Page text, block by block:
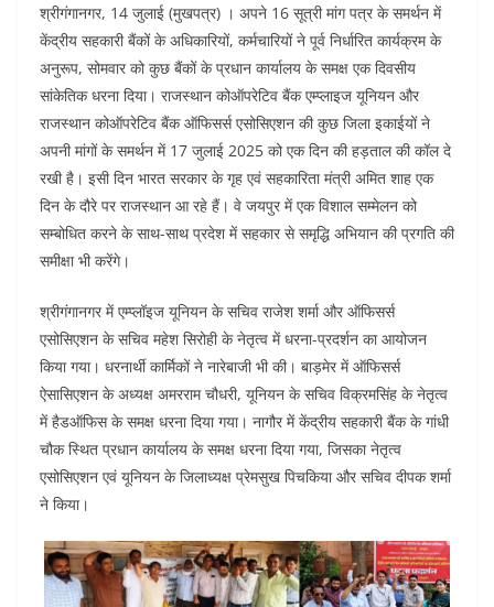
श्रीगंगानगर, 14 जुलाई (मुखपत्र) । अपने 16 सूत्री मांग पत्र के समर्थन में
केंद्रीय सहकारी बैंकों के अधिकारियों, कर्मचारियों ने पूर्व निर्धारित कार्यक्रम के
अनुरूप, सोमवार को कुछ बैंकों के प्रधान कार्यालय के समक्ष एक दिवसीय
सांकेतिक धरना दिया। राजस्थान कोऑपरेटिव बैंक एम्प्लाइज यूनियन और
राजस्थान कोऑपरेटिव बैंक ऑफिसर्स एसोसिएशन की कुछ जिला इकाईयों ने
अपनी मांगों के समर्थन में 17 जुलाई 2025 को एक दिन की हड़ताल की कॉल दे
रखी है। इसी दिन भारत सरकार के गृह एवं सहकारिता मंत्री अमित शाह एक
दिन के दौरे पर राजस्थान आ रहे हैं। वे जयपुर में एक विशाल सम्मेलन को
सम्बोधित करने के साथ-साथ प्रदेश में सहकार से समृद्धि अभियान की प्रगति की
समीक्षा भी करेंगे।
श्रीगंगानगर में एम्प्लॉइज यूनियन के सचिव राजेश शर्मा और ऑफिसर्स
एसोसिएशन के सचिव महेश सिरोही के नेतृत्व में धरना-प्रदर्शन का आयोजन
किया गया। धरनार्थी कार्मिकों ने नारेबाजी भी की। बाड़मेर में ऑफिसर्स
ऐसासिएशन के अध्यक्ष अमरराम चौधरी, यूनियन के सचिव विक्रमसिंह के नेतृत्व
में हैडऑफिस के समक्ष धरना दिया गया। नागौर में केंद्रीय सहकारी बैंक के गांधी
चौक स्थित प्रधान कार्यालय के समक्ष धरना दिया गया, जिसका नेतृत्व
एसोसिएशन एवं यूनियन के जिलाध्यक्ष प्रेमसुख पिचकिया और सचिव दीपक शर्मा
ने किया।